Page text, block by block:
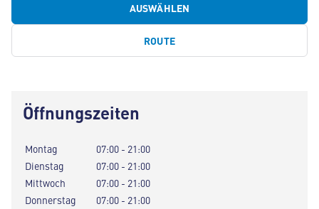
AUSWÄHLEN
ROUTE
Öffnungszeiten
Montag
07:00 - 21:00
Dienstag
07:00 - 21:00
Mittwoch
07:00 - 21:00
Donnerstag
07:00 - 21:00